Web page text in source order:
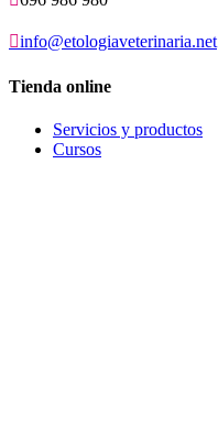
info@etologiaveterinaria.net
Tienda online
Servicios y productos
Cursos